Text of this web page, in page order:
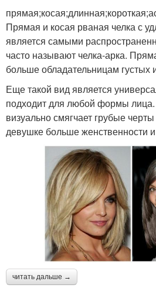
Прямая и косая рваная челка с
является самыми
часто называют челка-арка.
больше обладательницам густых
Еще такой вид является
подходит для любой формы
визуально смягчает грубые
девушке больше женственности
читать дальше →